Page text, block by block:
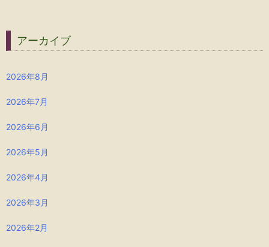
アーカイブ
2026年8月
2026年7月
2026年6月
2026年5月
2026年4月
2026年3月
2026年2月